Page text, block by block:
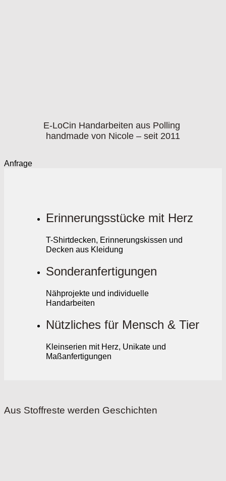
E-LoCin Handarbeiten aus Polling
handmade von Nicole – seit 2011
Anfrage
Erinnerungsstücke mit Herz
T-Shirtdecken, Erinnerungskissen und
Decken aus Kleidung
Sonderanfertigungen
Nähprojekte und individuelle
Handarbeiten
Nützliches für Mensch & Tier
Kleinserien mit Herz, Unikate und
Maßanfertigungen
Aus Stoffreste werden Geschichten